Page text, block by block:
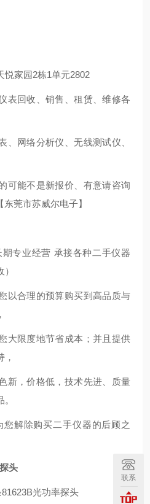
悦家园2栋1单元2802
表回收、销售、租赁、维修各
、网络分析仪、无线测试仪、
可能不是新报价、有意请咨询
莞市苏威尔电子】
专业经营 承接各种二手仪器
以合理的预算购买到高品质与
大限度地节省成本；并且提供
新，价格低，技术先进、质量
解除购买二手仪器的后顾之
头
联系